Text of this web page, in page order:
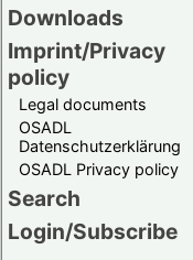
Downloads
Imprint/Privacy
policy
Legal documents
OSADL
Datenschutzerklärung
OSADL Privacy policy
Search
Login/Subscribe